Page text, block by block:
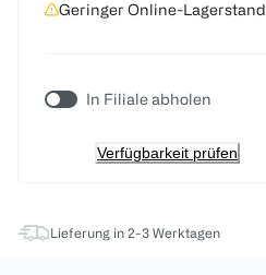
Geringer Online-Lagerstand
In Filiale abholen
Verfügbarkeit prüfen
Lieferung in 2-3 Werktagen